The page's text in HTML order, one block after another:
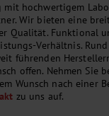
mit hochwertigem
Wir bieten eine
Qualität. Funktional
Verhältnis.
führenden
offen. Nehmen Sie
Wunsch nach einer
zu uns auf.